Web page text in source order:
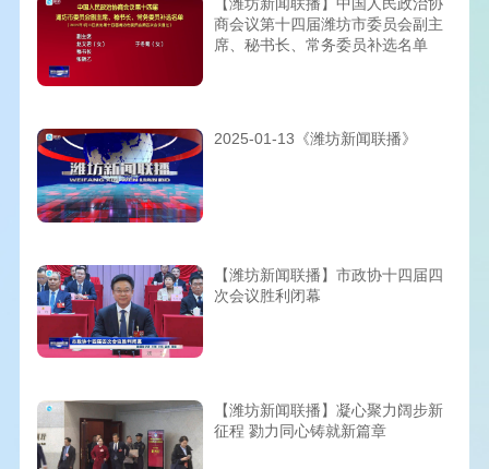
商会议第十四届潍坊市委员会副主
席、秘书长、常务委员补选名单
2025-01-13《潍坊新闻联播》
【潍坊新闻联播】市政协十四届四
次会议胜利闭幕
【潍坊新闻联播】凝心聚力阔步新
征程 勠力同心铸就新篇章